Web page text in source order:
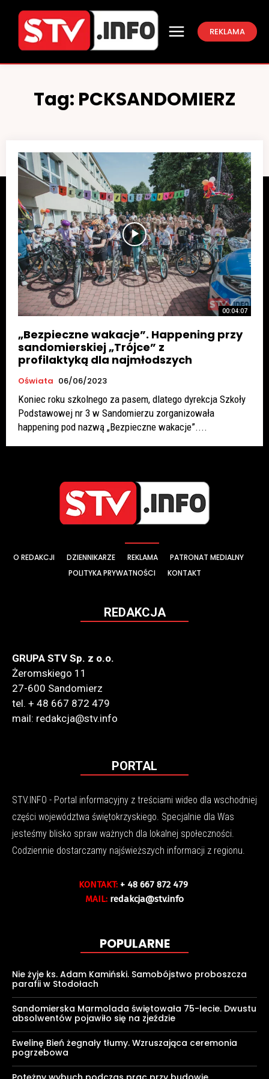
REKLAMA
Tag: PCKSANDOMIERZ
00:04:07
„Bezpieczne wakacje”. Happening przy
sandomierskiej „Trójce” z
profilaktyką dla najmłodszych
Oświata 06/06/2023
Koniec roku szkolnego za pasem, dlatego dyrekcja Szkoły
Podstawowej nr 3 w Sandomierzu zorganizowała
happening pod nazwą „Bezpieczne wakacje”....
O REDAKCJI DZIENNIKARZE REKLAMA
PATRONAT MEDIALNY
POLITYKA PRYWATNOŚCI
KONTAKT
REDAKCJA
GRUPA STV Sp. z o.o.
Żeromskiego 11
27-600 Sandomierz
tel. + 48 667 872 479
mail: redakcja@stv.info
PORTAL
STV.INFO - Portal informacyjny z treściami wideo dla wschodniej
części województwa świętokrzyskiego. Specjalnie dla Was
jesteśmy blisko spraw ważnych dla lokalnej społeczności.
Codziennie dostarczamy najświeższych informacji z regionu.
KONTAKT: + 48 667 872 479
MAIL: redakcja@stv.info
POPULARNE
Nie żyje ks. Adam Kamiński. Samobójstwo proboszcza
parafii w Stodołach
Sandomierska Marmolada świętowała 75-lecie. Dwustu
absolwentów pojawiło się na zjeździe
Ewelinę Bień żegnały tłumy. Wzruszająca ceremonia
pogrzebowa